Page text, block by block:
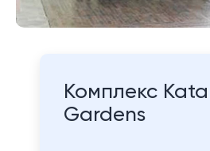
Комплекс Kata
Gardens